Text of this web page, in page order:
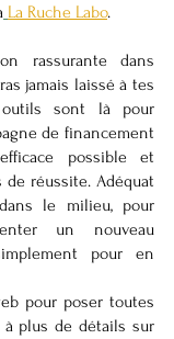
La Ruche Labo.
rassurante dans
jamais laissé à tes
sont là pour
de financement
possible et
réussite. Adéquat
le milieu, pour
un nouveau
pour en
pour poser toutes
plus de détails sur